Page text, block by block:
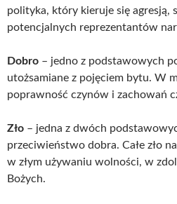
polityka, który kieruje się agresją,
potencjalnych reprezentantów
Dobro – jedno z podstawowych
utożsamiane z pojęciem bytu. W
poprawność czynów i zachowań
Zło – jedna z dwóch
przeciwieństwo dobra. Całe zło
w złym używaniu wolności, w
Bożych.